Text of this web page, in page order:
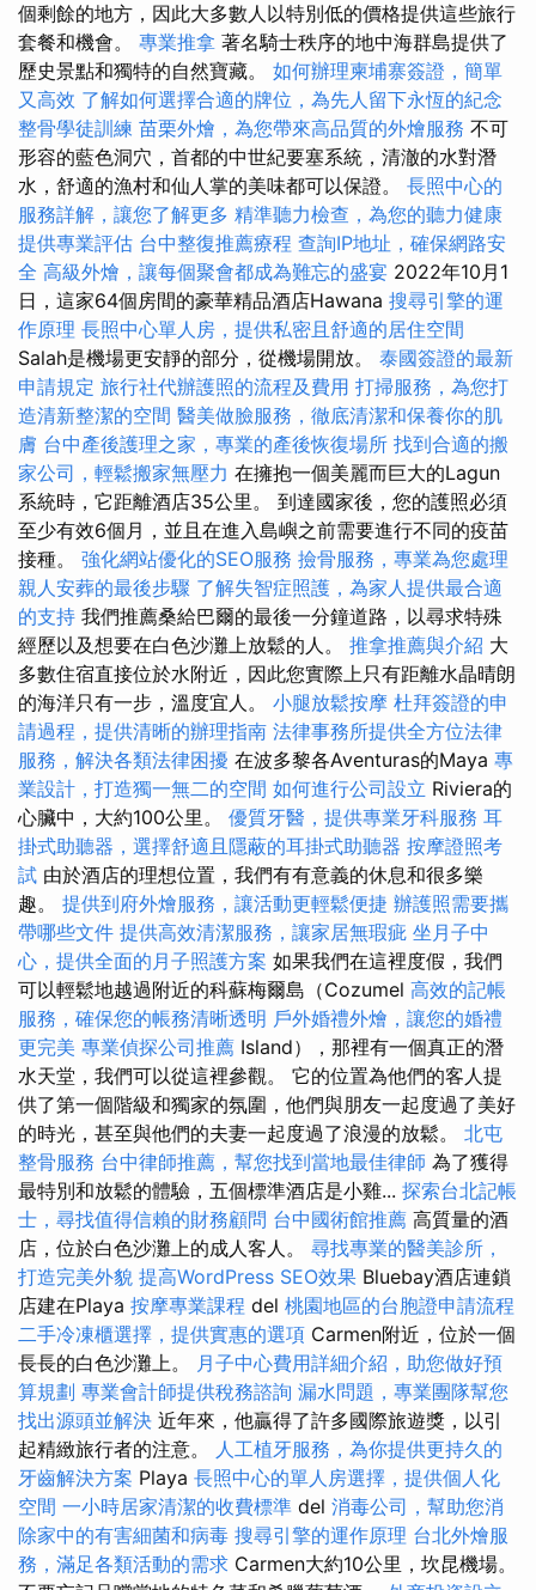
個剩餘的地方，因此大多數人以特別低的價格提供這些旅行
套餐和機會。 專業推拿 著名騎士秩序的地中海群島提供了
歷史景點和獨特的自然寶藏。 如何辦理柬埔寨簽證，簡單
又高效 了解如何選擇合適的牌位，為先人留下永恆的紀念
整骨學徒訓練 苗栗外燴，為您帶來高品質的外燴服務 不可
形容的藍色洞穴，首都的中世紀要塞系統，清澈的水對潛
水，舒適的漁村和仙人掌的美味都可以保證。 長照中心的
服務詳解，讓您了解更多 精準聽力檢查，為您的聽力健康
提供專業評估 台中整復推薦療程 查詢IP地址，確保網路安
全 高級外燴，讓每個聚會都成為難忘的盛宴 2022年10月1
日，這家64個房間的豪華精品酒店Hawana 搜尋引擎的運
作原理 長照中心單人房，提供私密且舒適的居住空間
Salah是機場更安靜的部分，從機場開放。 泰國簽證的最新
申請規定 旅行社代辦護照的流程及費用 打掃服務，為您打
造清新整潔的空間 醫美做臉服務，徹底清潔和保養你的肌
膚 台中產後護理之家，專業的產後恢復場所 找到合適的搬
家公司，輕鬆搬家無壓力 在擁抱一個美麗而巨大的Lagun
系統時，它距離酒店35公里。 到達國家後，您的護照必須
至少有效6個月，並且在進入島嶼之前需要進行不同的疫苗
接種。 強化網站優化的SEO服務 撿骨服務，專業為您處理
親人安葬的最後步驟 了解失智症照護，為家人提供最合適
的支持 我們推薦桑給巴爾的最後一分鐘道路，以尋求特殊
經歷以及想要在白色沙灘上放鬆的人。 推拿推薦與介紹 大
多數住宿直接位於水附近，因此您實際上只有距離水晶晴朗
的海洋只有一步，溫度宜人。 小腿放鬆按摩 杜拜簽證的申
請過程，提供清晰的辦理指南 法律事務所提供全方位法律
服務，解決各類法律困擾 在波多黎各Aventuras的Maya 專
業設計，打造獨一無二的空間 如何進行公司設立 Riviera的
心臟中，大約100公里。 優質牙醫，提供專業牙科服務 耳
掛式助聽器，選擇舒適且隱蔽的耳掛式助聽器 按摩證照考
試 由於酒店的理想位置，我們有有意義的休息和很多樂
趣。 提供到府外燴服務，讓活動更輕鬆便捷 辦護照需要攜
帶哪些文件 提供高效清潔服務，讓家居無瑕疵 坐月子中
心，提供全面的月子照護方案 如果我們在這裡度假，我們
可以輕鬆地越過附近的科蘇梅爾島（Cozumel 高效的記帳
服務，確保您的帳務清晰透明 戶外婚禮外燴，讓您的婚禮
更完美 專業偵探公司推薦 Island），那裡有一個真正的潛
水天堂，我們可以從這裡參觀。 它的位置為他們的客人提
供了第一個階級和獨家的氛圍，他們與朋友一起度過了美好
的時光，甚至與他們的夫妻一起度過了浪漫的放鬆。 北屯
整骨服務 台中律師推薦，幫您找到當地最佳律師 為了獲得
最特別和放鬆的體驗，五個標準酒店是小雞... 探索台北記帳
士，尋找值得信賴的財務顧問 台中國術館推薦 高質量的酒
店，位於白色沙灘上的成人客人。 尋找專業的醫美診所，
打造完美外貌 提高WordPress SEO效果 Bluebay酒店連鎖
店建在Playa 按摩專業課程 del 桃園地區的台胞證申請流程
二手冷凍櫃選擇，提供實惠的選項 Carmen附近，位於一個
長長的白色沙灘上。 月子中心費用詳細介紹，助您做好預
算規劃 專業會計師提供稅務諮詢 漏水問題，專業團隊幫您
找出源頭並解決 近年來，他贏得了許多國際旅遊獎，以引
起精緻旅行者的注意。 人工植牙服務，為你提供更持久的
牙齒解決方案 Playa 長照中心的單人房選擇，提供個人化
空間 一小時居家清潔的收費標準 del 消毒公司，幫助您消
除家中的有害細菌和病毒 搜尋引擎的運作原理 台北外燴服
務，滿足各類活動的需求 Carmen大約10公里，坎昆機場。